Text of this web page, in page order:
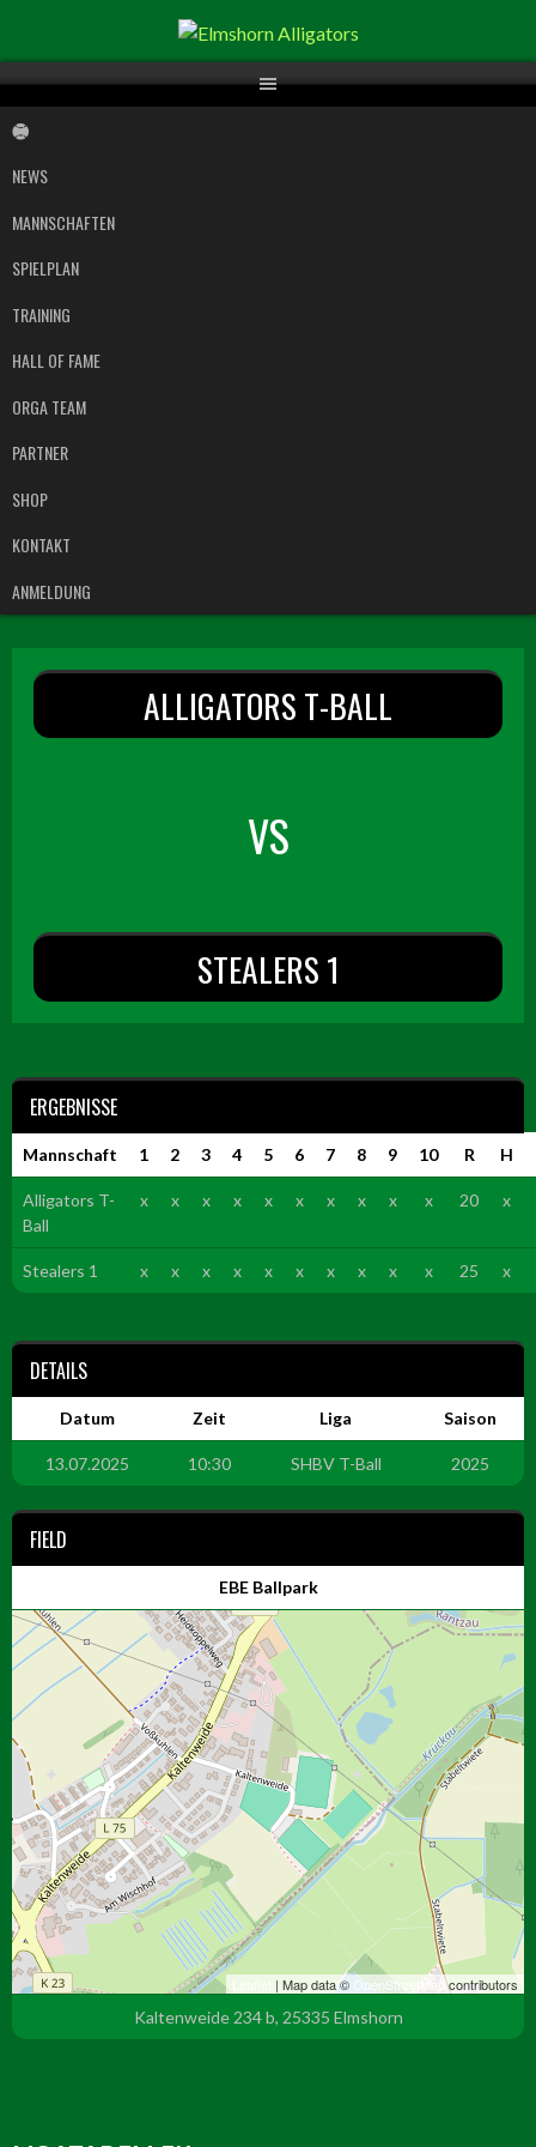
Inhalt
NEWS
MANNSCHAFTEN
SPIELPLAN
TRAINING
HALL OF FAME
ORGA TEAM
PARTNER
SHOP
KONTAKT
ANMELDUNG
ALLIGATORS T-BALL
VS
STEALERS 1
ERGEBNISSE
Mannschaft 1 2 3 4 5 6 7 8 9 10 R H
Alligators T-
Ball
x x x x x x x x x x 20 x
Stealers 1 x x x x x x x x x x 25 x
DETAILS
Datum Zeit Liga Saison
13.07.2025 10:30 SHBV T-Ball 2025
FIELD
EBE Ballpark
Leaflet | Map data © OpenStreetMapcontributors
Kaltenweide 234 b, 25335 Elmshorn